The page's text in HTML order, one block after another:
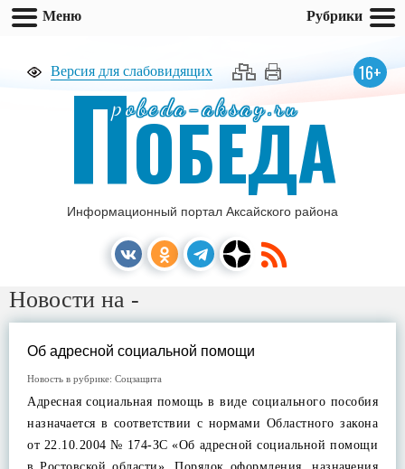
Версия для слабовидящих 16+
pobeda-aksay.ru
ПОБЕДА
Информационный портал Аксайского района
Новости на -
Об адресной социальной помощи
Новость в рубрике: Соцзащита
Адресная социальная помощь в виде социального пособия
назначается в соответствии с нормами Областного закона
от 22.10.2004 № 174-ЗС «Об адресной социальной помощи
Меню Рубрики